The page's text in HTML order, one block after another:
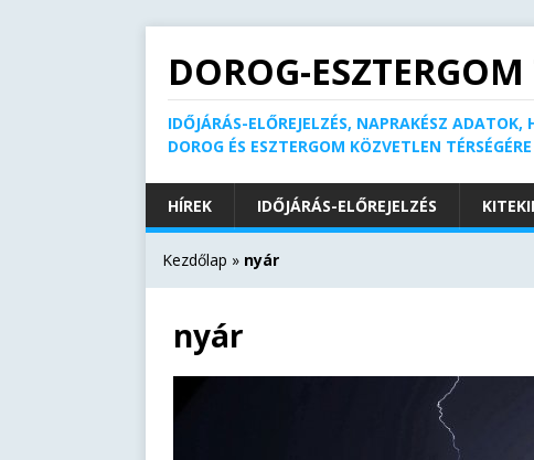
DOROG-
IDŐJÁRÁS-ELŐREJELZÉS, NAPRAKÉSZ
DOROG ÉS ESZTERGOM KÖZVETLEN
HÍREK IDŐJÁRÁS-ELŐREJELZÉS
Kezdőlap » nyár
nyár